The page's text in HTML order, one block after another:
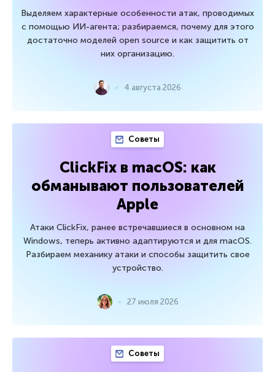
Выделяем характерные особенности атак, проводимых
с помощью ИИ-агента; разбираемся, почему для этого
достаточно моделей open source и как защитить от
них организацию.
4 августа 2026
Советы
ClickFix в macOS: как
обманывают пользователей
Apple
Атаки ClickFix, ранее встречавшиеся в основном на
Windows, теперь активно адаптируются и для macOS.
Разбираем механику атаки и способы защитить свое
устройство.
27 июля 2026
Советы